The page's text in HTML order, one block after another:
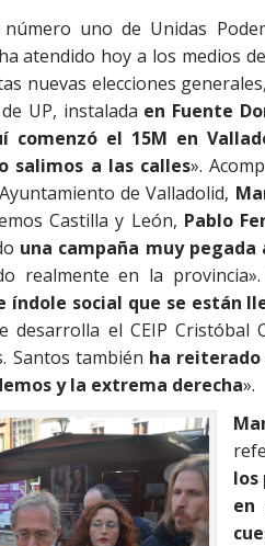
número uno de Unidas
atendido hoy a los medios
nuevas elecciones
UP, instalada en Fuente
comenzó el 15M en
salimos a las calles».
de Valladolid,
Castilla y León, Pablo
una campaña muy
realmente en la
social que se están
desarrolla el CEIP
Santos también ha reiterado
y la extrema derecha».
los
en